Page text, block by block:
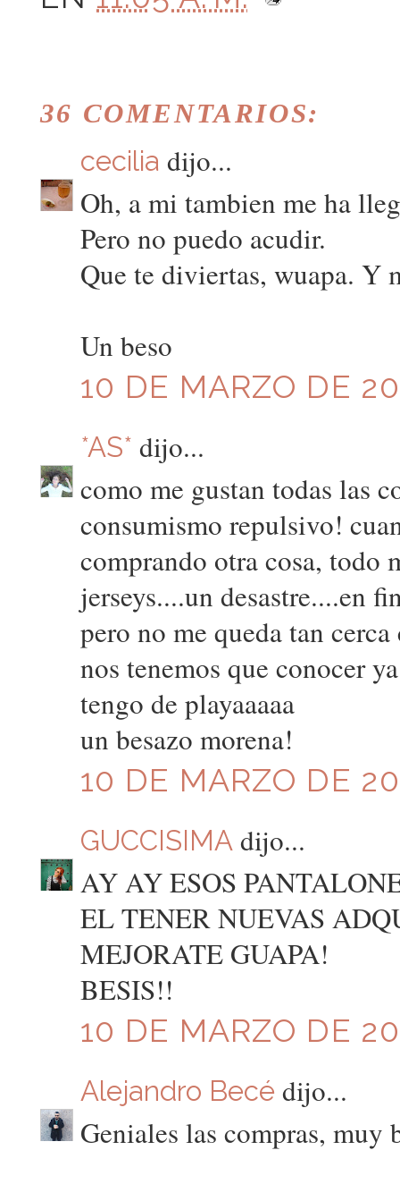
36 COMENTARIOS:
cecilia dijo...
Oh, a mi tambien me ha
Pero no puedo acudir.
Que te diviertas, wuapa. Y
Un beso
10 DE MARZO DE
*AS* dijo...
como me gustan todas las
consumismo repulsivo!
comprando otra cosa, todo
jerseys....un desastre....en
pero no me queda tan
nos tenemos que conocer
tengo de playaaaaa
un besazo morena!
10 DE MARZO DE
GUCCISIMAdijo...
AY AY ESOS
EL TENER NUEVAS
MEJORATE GUAPA!
BESIS!!
10 DE MARZO DE
Alejandro Becé dijo...
Geniales las compras,